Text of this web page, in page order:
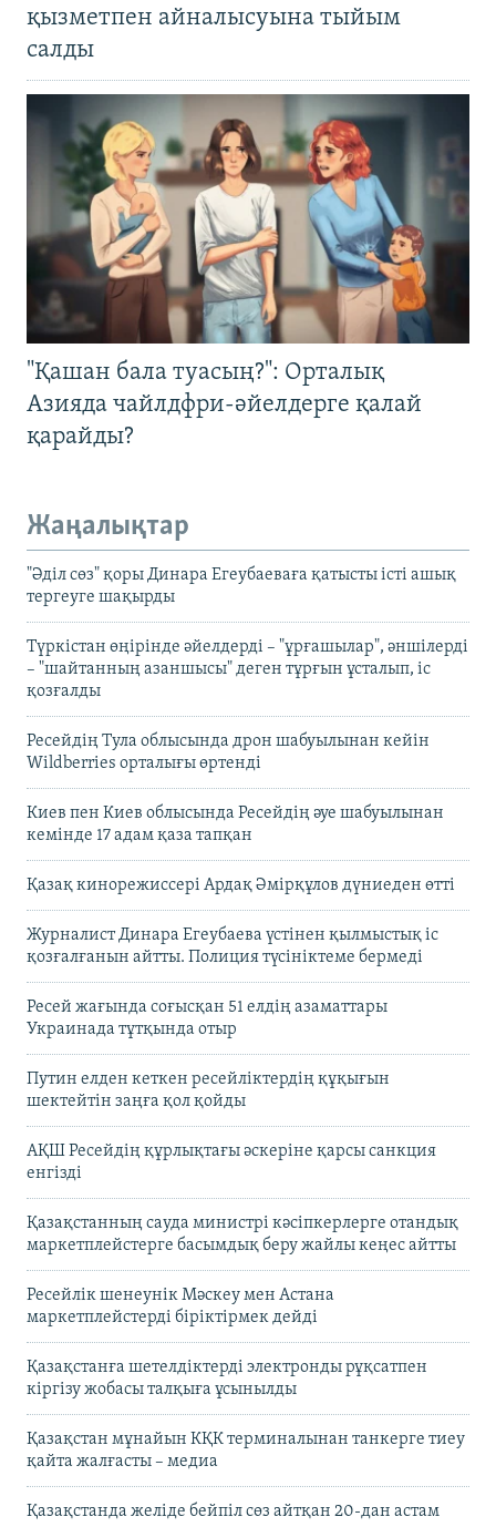
қызметпен айналысуына тыйым
салды
"Қашан бала туасың?": Орталық
Азияда чайлдфри-әйелдерге қалай
қарайды?
Жаңалықтар
"Әділ сөз" қоры Динара Егеубаеваға қатысты істі ашық
тергеуге шақырды
Түркістан өңірінде әйелдерді – "ұрғашылар", әншілерді
– "шайтанның азаншысы" деген тұрғын ұсталып, іс
қозғалды
Ресейдің Тула облысында дрон шабуылынан кейін
Wildberries орталығы өртенді
Киев пен Киев облысында Ресейдің әуе шабуылынан
кемінде 17 адам қаза тапқан
Қазақ кинорежиссері Ардақ Әмірқұлов дүниеден өтті
Журналист Динара Егеубаева үстінен қылмыстық іс
қозғалғанын айтты. Полиция түсініктеме бермеді
Ресей жағында соғысқан 51 елдің азаматтары
Украинада тұтқында отыр
Путин елден кеткен ресейліктердің құқығын
шектейтін заңға қол қойды
АҚШ Ресейдің құрлықтағы әскеріне қарсы санкция
енгізді
Қазақстанның сауда министрі кәсіпкерлерге отандық
маркетплейстерге басымдық беру жайлы кеңес айтты
Ресейлік шенеунік Мәскеу мен Астана
маркетплейстерді біріктірмек дейді
Қазақстанға шетелдіктерді электронды рұқсатпен
кіргізу жобасы талқыға ұсынылды
Қазақстан мұнайын КҚК терминалынан танкерге тиеу
қайта жалғасты – медиа
Қазақстанда желіде бейпіл сөз айтқан 20-дан астам